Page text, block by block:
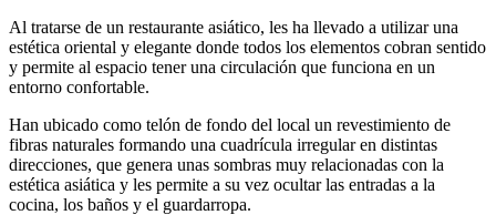
Al tratarse de un restaurante asiático, les ha llevado a utilizar una
estética oriental y elegante donde todos los elementos cobran sentido
y permite al espacio tener una circulación que funciona en un
entorno confortable.
Han ubicado como telón de fondo del local un revestimiento de
fibras naturales formando una cuadrícula irregular en distintas
direcciones, que genera unas sombras muy relacionadas con la
estética asiática y les permite a su vez ocultar las entradas a la
cocina, los baños y el guardarropa.